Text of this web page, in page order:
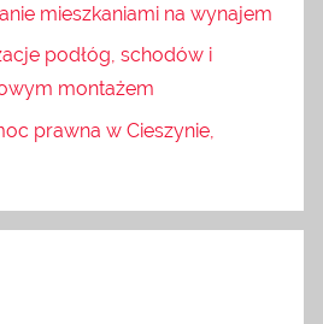
mieszkaniami na wynajem
podłóg, schodów i
montażem
prawna w Cieszynie,